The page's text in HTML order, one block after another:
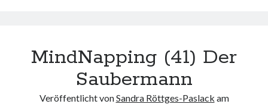
MindNapping (41) Der
Saubermann
Veröffentlicht vonSandra Röttges-Paslack am